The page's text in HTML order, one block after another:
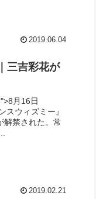
2019.06.04
三吉彩花が
月16日
スウィズミー』
解禁された。常
2019.02.21